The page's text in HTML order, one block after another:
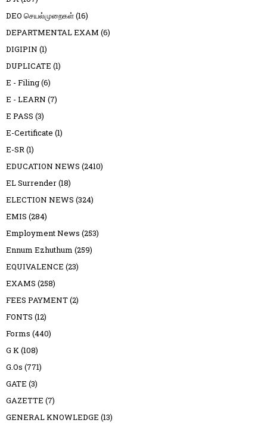
DEO செயல்முறைகள்(16)
DEPARTMENTAL EXAM (6)
DIGIPIN (1)
DUPLICATE (1)
E - Filing(6)
E - LEARN (7)
E PASS (3)
E-Certificate (1)
E-SR(1)
EDUCATION NEWS (2410)
EL Surrender(18)
ELECTION NEWS (324)
EMIS (284)
Employment News (253)
Ennum Ezhuthum (259)
EQUIVALENCE (23)
EXAMS (258)
FEES PAYMENT(2)
FONTS (12)
Forms (440)
G K(108)
G.Os (771)
GATE (3)
GAZETTE (7)
GENERAL KNOWLEDGE (13)